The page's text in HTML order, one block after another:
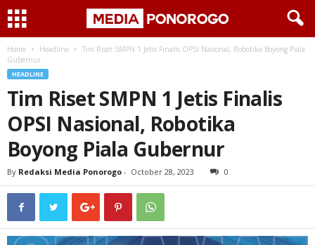
Home Headline
Tim Riset SMPN 1 Jetis Finalis OPSI Nasional, Robotika Boyong Piala
Gubernur
HEADLINE
Tim Riset SMPN 1 Jetis Finalis
OPSI Nasional, Robotika
Boyong Piala Gubernur
By Redaksi Media Ponorogo - October 28, 2023 0